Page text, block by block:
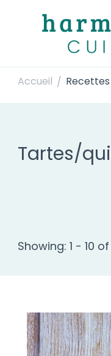
Harmonie
Accueil / Recettes
Tartes/
Showing: 1 - 10